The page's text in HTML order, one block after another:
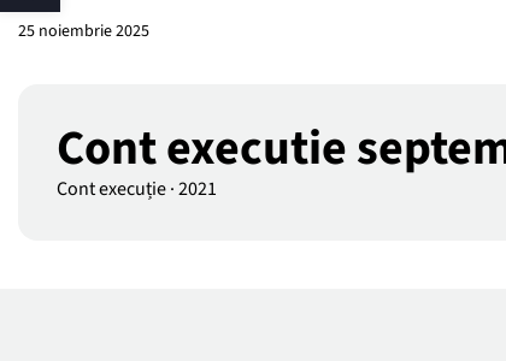
25 noiembrie 2025
Cont executie
Cont execuție·2021